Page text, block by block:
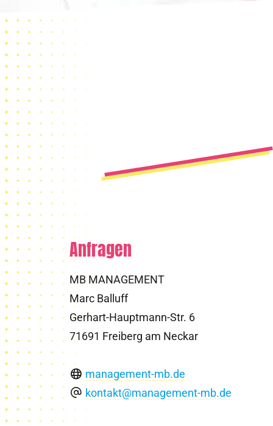
Anfragen
MB MANAGEMENT
Marc Balluff
Gerhart-Hauptmann-Str. 6
71691 Freiberg am Neckar
management-mb.de
kontakt@management-mb.de